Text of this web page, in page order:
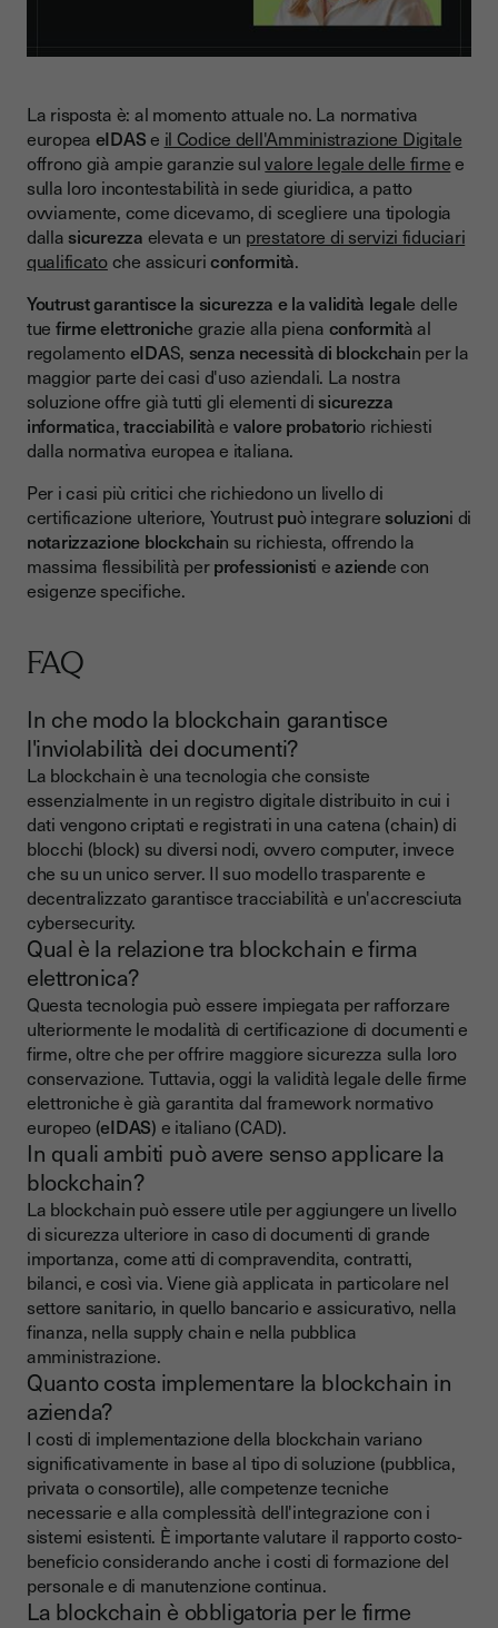
La risposta è: al momento attuale no. La normativa
europea eIDASe il Codice dell'Amministrazione Digitale
offrono già ampie garanzie sulvalore legale delle firmee
sulla loro incontestabilità in sede giuridica, a patto
ovviamente, come dicevamo, di scegliere una tipologia
dallasicurezza elevata e un prestatore di servizi fiduciari
qualificatoche assicuriconformità.
Youtrust garantisce la sicurezza e la validità legale delle
tue firme elettroniche grazie alla piena conformità al
regolamentoeIDAS, senza necessità di blockchain per la
maggior parte dei casi d'uso aziendali. La nostra
soluzione offre già tutti gli elementi disicurezza
informatica,tracciabilità e valore probatorio richiesti
dalla normativa europea e italiana.
Per i casi più critici che richiedono un livello di
certificazione ulteriore, Youtrustpuò integraresoluzioni di
notarizzazione blockchain su richiesta, offrendo la
massima flessibilità perprofessionisti eaziende con
esigenze specifiche.
FAQ
In che modo la blockchain garantisce
l'inviolabilità dei documenti?
La blockchain è una tecnologia che consiste
essenzialmente in un registro digitale distribuito in cui i
dati vengono criptati e registrati in una catena (chain) di
blocchi (block) su diversi nodi, ovvero computer, invece
che su un unico server. Il suo modello trasparente e
decentralizzato garantisce tracciabilità e un'accresciuta
cybersecurity.
Qual è la relazione tra blockchain e firma
elettronica?
Questa tecnologia può essere impiegata per rafforzare
ulteriormente le modalità di certificazione di documenti e
firme, oltre che per offrire maggiore sicurezza sulla loro
conservazione. Tuttavia, oggi la validità legale delle firme
elettroniche è già garantita dal framework normativo
europeo (eIDAS) e italiano (CAD).
In quali ambiti può avere senso applicare la
blockchain?
La blockchain può essere utile per aggiungere un livello
di sicurezza ulteriore in caso di documenti di grande
importanza, come atti di compravendita, contratti,
bilanci, e così via. Viene già applicata in particolare nel
settore sanitario, in quello bancario e assicurativo, nella
finanza, nella supply chain e nella pubblica
amministrazione.
Quanto costa implementare la blockchain in
azienda?
I costi di implementazione della blockchain variano
significativamente in base al tipo di soluzione (pubblica,
privata o consortile), alle competenze tecniche
necessarie e alla complessità dell'integrazione con i
sistemi esistenti. È importante valutare il rapporto costo-
beneficio considerando anche i costi di formazione del
personale e di manutenzione continua.
La blockchain è obbligatoria per le firme